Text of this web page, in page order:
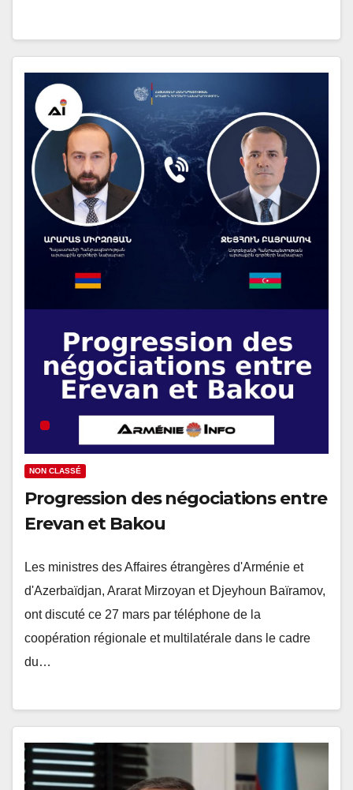
NON CLASSÉ
Progression des négociations entre
Erevan et Bakou
Les ministres des Affaires étrangères d'Arménie et
d'Azerbaïdjan, Ararat Mirzoyan et Djeyhoun Baïramov,
ont discuté ce 27 mars par téléphone de la
coopération régionale et multilatérale dans le cadre
du…